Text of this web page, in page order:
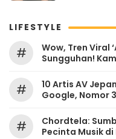
LIFESTYLE
#
Wow, Tren Viral
Sungguhan!
#
10 Artis AV
Google, Nomor
#
Chordtela:
Pecinta Musik